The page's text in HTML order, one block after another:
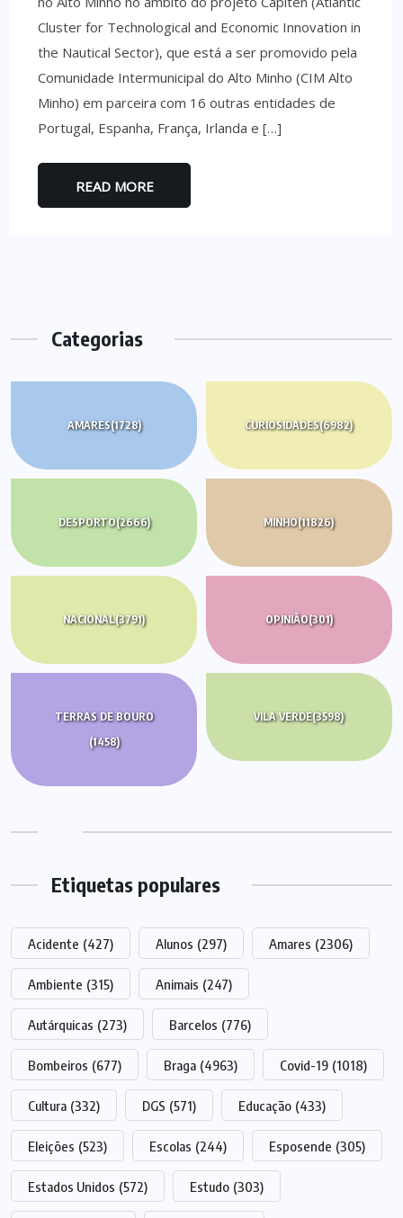
Cluster for Technological and Economic Innovation in
the Nautical Sector), que está a ser promovido pela
Comunidade Intermunicipal do Alto Minho (CIM Alto
Minho) em parceira com 16 outras entidades de
Portugal, Espanha, França, Irlanda e […]
READ MORE
Categorias
AMARES(1728) CURIOSIDADES(6982)
DESPORTO(2666) MINHO(11826)
NACIONAL(3791) OPINIÃO(301)
TERRAS DE BOURO
(1458)
VILA VERDE(3598)
Etiquetas populares
Acidente (427) Alunos (297) Amares (2306)
Ambiente (315) Animais (247)
Autárquicas (273) Barcelos (776)
Bombeiros (677) Braga (4963) Covid-19 (1018)
Cultura (332) DGS (571) Educação (433)
Eleições (523) Escolas (244) Esposende (305)
Estados Unidos (572) Estudo (303)